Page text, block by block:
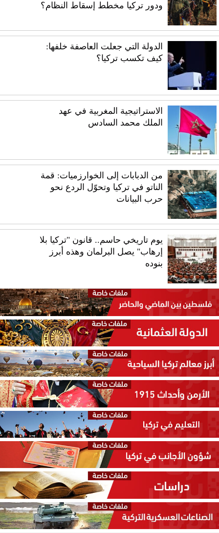
ودور تركيا مخطط إسقاط النظام؟
الدولة التي جعلت العاصفة خلفها:
كيف تكسب تركيا؟
الاستراتيجية المغربية في عهد
الملك محمد السادس
من الدبابات إلى الخوارزميات: قمة
الناتو في تركيا وتحوّل الردع نحو
حرب البيانات
يوم تاريخي حاسم.. قانون "تركيا بلا
إرهاب" يصل البرلمان وهذه أبرز
بنوده